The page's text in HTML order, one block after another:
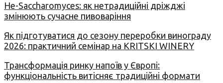
Не-Saccharomyces: як нетрадиційні дріжджі
змінюють сучасне пивоваріння
Як підготуватися до сезону переробки винограду
2026: практичний семінар на KRITSKI WINERY
Трансформація ринку напоїв у Європі:
функціональність витісняє традиційні формати